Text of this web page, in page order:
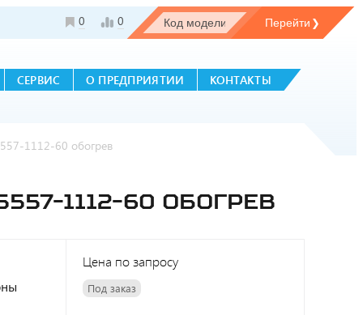
0 0
СЕРВИС О ПРЕДПРИЯТИИ КОНТАКТЫ
1112-60 обогрев
1112-60 ОБОГРЕВ
Цена по запросу
Под заказ